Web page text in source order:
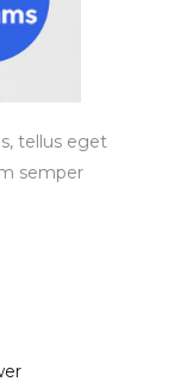
tellus eget
semper